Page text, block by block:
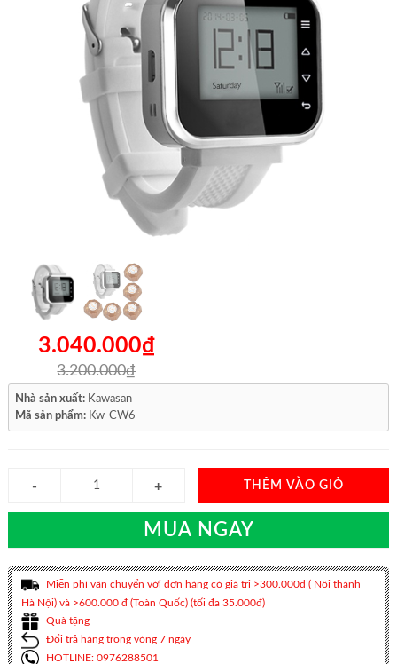
3.040.000₫
3.200.000₫
Nhà sản xuất: Kawasan
Mã sản phẩm: Kw-CW6
THÊM VÀO GIỎ
MUA NGAY
Miễn phí vận chuyển với đơn hàng có giá trị >300.000đ ( Nội thành
Hà Nội) và >600.000 đ (Toàn Quốc) (tối đa 35.000đ)
Quà tặng
Đổi trả hàng trong vòng 7 ngày
HOTLINE: 0976288501